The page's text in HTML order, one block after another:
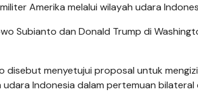
Amerika melalui wilayah udara
Subianto dan Donald Trump di
disebut menyetujui proposal untuk
Indonesia dalam pertemuan bilateral